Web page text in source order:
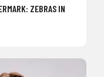
ZEBRAS IN